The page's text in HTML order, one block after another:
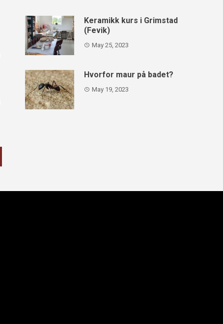
Keramikk kurs i Grimstad
(Fevik)
May 25, 2023
Hvorfor maur på badet?
May 19, 2023